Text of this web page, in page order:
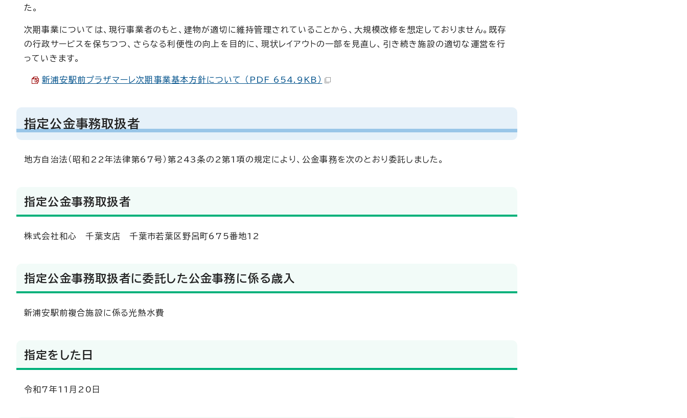
た。
次期事業については、現行事業者のもと、建物が適切に維持管理されていることから、大規模改修を想定しておりません。既存
の行政サービスを保ちつつ、さらなる利便性の向上を目的に、現状レイアウトの一部を見直し、引き続き施設の適切な運営を行
っていきます。
新浦安駅前プラザマーレ次期事業基本方針について （PDF 654.9KB）
指定公金事務取扱者
地方自治法（昭和22年法律第67号）第243条の2第1項の規定により、公金事務を次のとおり委託しました。
指定公金事務取扱者
株式会社和心 千葉支店 千葉市若葉区野呂町675番地12
指定公金事務取扱者に委託した公金事務に係る歳入
新浦安駅前複合施設に係る光熱水費
指定をした日
令和7年11月20日